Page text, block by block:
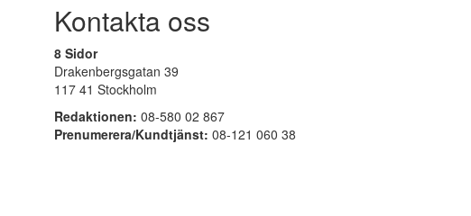
Kontakta oss
8 Sidor
Drakenbergsgatan 39
117 41 Stockholm
Redaktionen: 08-580 02 867
Prenumerera/Kundtjänst: 08-121 060 38